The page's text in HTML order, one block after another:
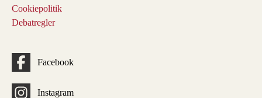
Cookiepolitik
Debatregler
Facebook
Instagram